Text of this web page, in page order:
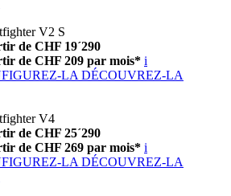
V2 S
de CHF 19´290
de CHF 209 par mois* i
LA DÉCOUVREZ-LA
V4
de CHF 25´290
de CHF 269 par mois* i
LA DÉCOUVREZ-LA